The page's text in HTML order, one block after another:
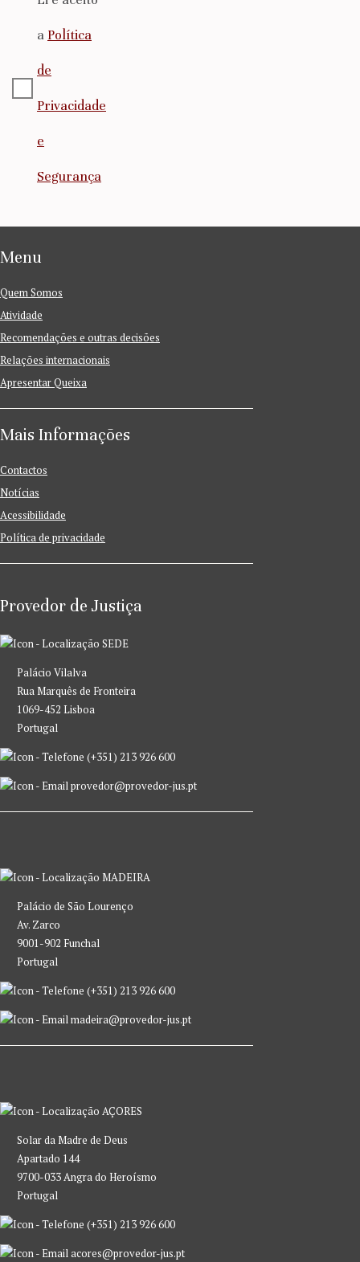
a Política
de
Privacidade
e
Segurança
Menu
Quem Somos
Atividade
Recomendações e outras decisões
Relações internacionais
Apresentar Queixa
Mais Informações
Contactos
Notícias
Acessibilidade
Política de privacidade
Provedor de Justiça
SEDE
Palácio Vilalva
Rua Marquês de Fronteira
1069-452 Lisboa
Portugal
(+351) 213 926 600
provedor@provedor-jus.pt
MADEIRA
Palácio de São Lourenço
Av. Zarco
9001-902 Funchal
Portugal
(+351) 213 926 600
madeira@provedor-jus.pt
AÇORES
Solar da Madre de Deus
Apartado 144
9700-033 Angra do Heroísmo
Portugal
(+351) 213 926 600
acores@provedor-jus.pt